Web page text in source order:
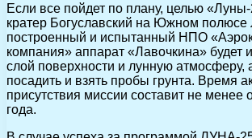
Если все пойдет по плану, целью «Луны-
кратер Богуславский на Южном полюсе
построенный и испытанный НПО
компания» аппарат «Лавочкина» будет
слой поверхности и лунную атмосферу,
посадить и взять пробы грунта. Время
присутствия миссии составит не менее
года.